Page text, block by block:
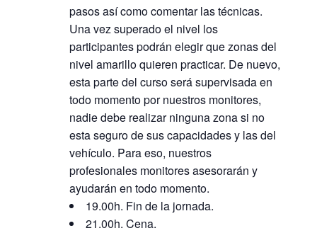
pasos así como comentar las técnicas.
Una vez superado el nivel los
participantes podrán elegir que zonas del
nivel amarillo quieren practicar. De nuevo,
esta parte del curso será supervisada en
todo momento por nuestros monitores,
nadie debe realizar ninguna zona si no
esta seguro de sus capacidades y las del
vehículo. Para eso, nuestros
profesionales monitores asesorarán y
ayudarán en todo momento.
19.00h. Fin de la jornada.
21.00h. Cena.